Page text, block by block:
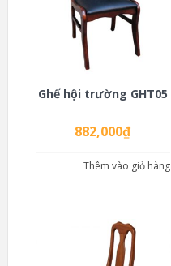
Ghế hội trường GHT05
882,000₫
Thêm vào giỏ hàng